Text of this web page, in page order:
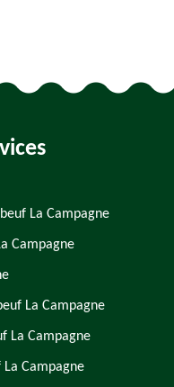
La Campagne
Campagne
La Campagne
La Campagne
Campagne